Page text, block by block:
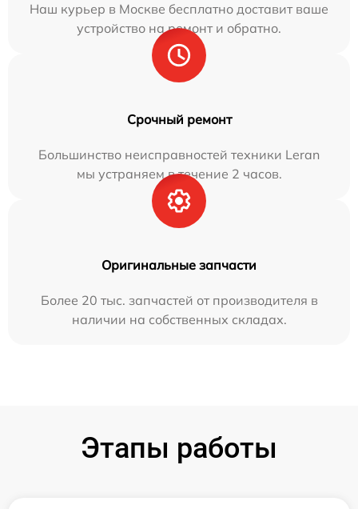
Наш курьер в Москве бесплатно доставит ваше
устройство на ремонт и обратно.
Срочный ремонт
Большинство неисправностей техники Leran
мы устраняем в течение 2 часов.
Оригинальные запчасти
Более 20 тыс. запчастей от производителя в
наличии на собственных складах.
Этапы работы